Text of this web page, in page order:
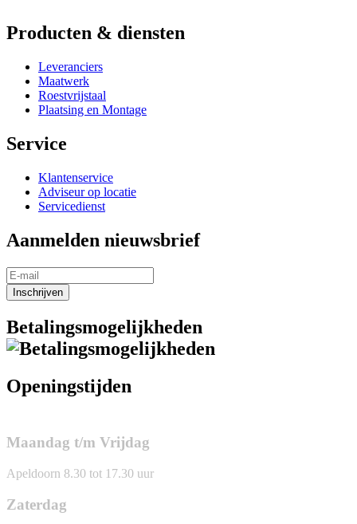
Producten & diensten
Leveranciers
Maatwerk
Roestvrijstaal
Plaatsing en Montage
Service
Klantenservice
Adviseur op locatie
Servicedienst
Aanmelden nieuwsbrief
Inschrijven
Betalingsmogelijkheden
Openingstijden
Maandag t/m Vrijdag
Apeldoorn 8.30 tot 17.30 uur
Zaterdag